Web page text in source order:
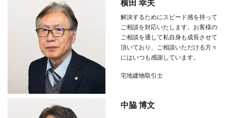
横田 幸夫
解決するためにスピード感を持って
ご相談を対応いたします。お客様の
ご相談を通して私自身も成長させて
頂いており、ご相談いただける方々
にはいつも感謝しています。
宅地建物取引士
中脇 博文